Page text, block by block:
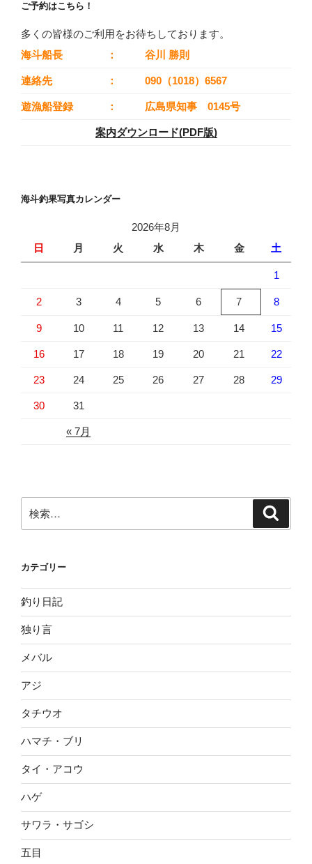
ご予約はこちら！
多くの皆様のご利用をお待ちしております。
海斗船長
： 谷川 勝則
連絡先 ： 090（1018）6567
遊漁船登録 ： 広島県知事 0145号
案内ダウンロード(PDF版)
海斗釣果写真カレンダー
2026年8月
日
月 火 水 木 金 土
« 7月
1
2 3 4 5 6 7 8
9 10 11 12 13 14 15
16 17 18 19 20 21 22
23 24 25 26 27 28 29
30 31
索:
カテゴリー
釣り日記
独り言
メバル
アジ
タチウオ
ハマチ・ブリ
タイ・アコウ
ハゲ
サワラ・サゴシ
五目